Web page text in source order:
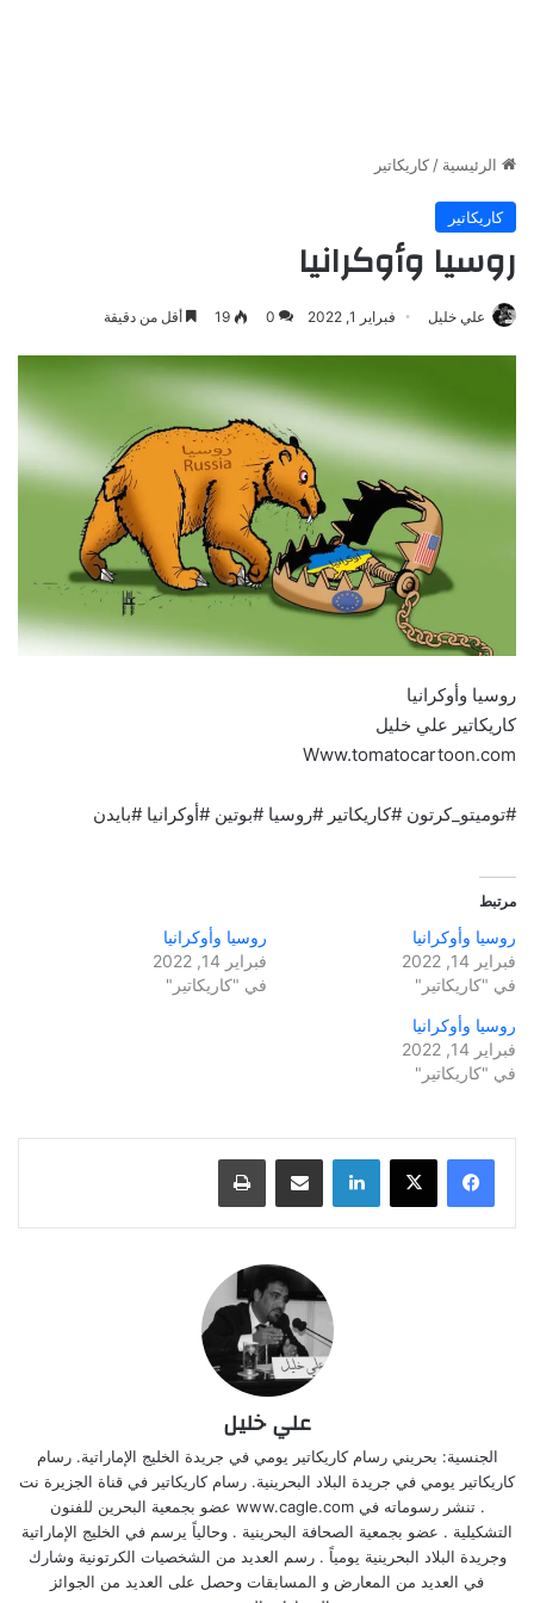
الرئيسية / كاريكاتير
كاريكاتير
روسيا وأوكرانيا
علي خليل فبراير 1, 2022 0
19 أقل من دقيقة
روسيا وأوكرانيا
كاريكاتير علي خليل
Www.tomatocartoon.com
#توميتو_كرتون #كاريكاتير #روسيا #بوتين #أوكرانيا #بايدن
مرتبط
روسيا وأوكرانيا
فبراير 14, 2022
في "كاريكاتير"
روسيا وأوكرانيا
فبراير 14, 2022
في "كاريكاتير"
روسيا وأوكرانيا
فبراير 14, 2022
في "كاريكاتير"
لينكدإن مشاركة عبر البريد طباعة
علي خليل
الجنسية: بحريني رسام كاريكاتير يومي في جريدة الخليج الإماراتية. رسام
كاريكاتير يومي في جريدة البلاد البحرينية. رسام كاريكاتير في قناة الجزيرة نت
. تنشر رسوماته في www.cagle.com عضو بجمعية البحرين للفنون
التشكيلية . عضو بجمعية الصحافة البحرينية . وحالياً يرسم في الخليج الإماراتية
وجريدة البلاد البحرينية يومياً . رسم العديد من الشخصيات الكرتونية وشارك
في العديد من المعارض و المسابقات وحصل على العديد من الجوائز